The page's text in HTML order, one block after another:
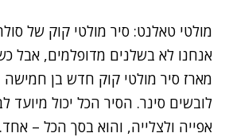
מולטי טאלנט: סיר מולטי קוק של
אנחנו לא בשלנים מדופלמים, אבל
מארז סיר מולטי קוק חדש בן
לובשים סינר. הסיר הכל יכול מיועד
אפייה ולצלייה, והוא בסך הכל –